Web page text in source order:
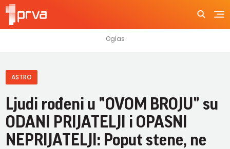
ASTRO
Ljudi rođeni u "OVOM BROJU" su
ODANI PRIJATELJI i OPASNI
NEPRIJATELJI: Poput stene, ne